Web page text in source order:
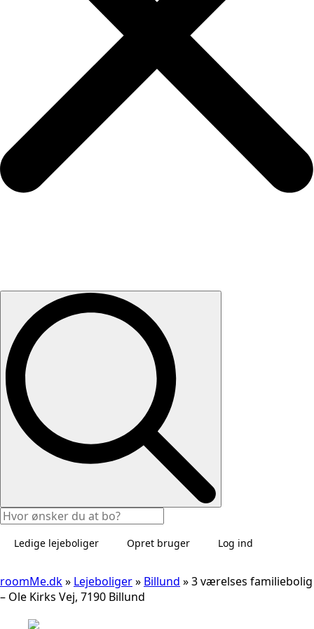
Ledige lejeboliger Opret bruger Log ind
roomMe.dk» Lejeboliger» Billund »3 værelses familiebolig
– Ole Kirks Vej, 7190 Billund